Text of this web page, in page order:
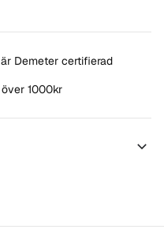
Demeter certifierad
1000kr